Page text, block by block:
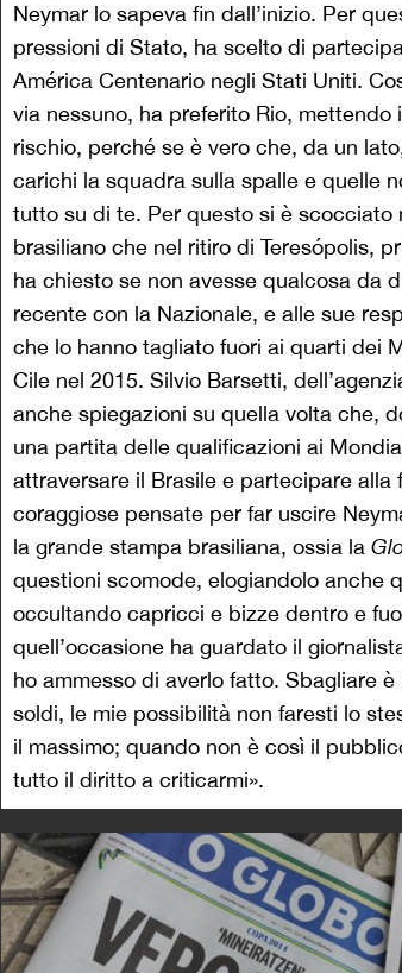
Neymar lo sapeva fin dall’inizio. Per
pressioni di Stato, ha scelto di
América Centenario negli Stati Uniti.
via nessuno, ha preferito Rio,
rischio, perché se è vero che, da un
carichi la squadra sulla spalle e quelle
tutto su di te. Per questo si è scocciato
brasiliano che nel ritiro di Teresópolis,
ha chiesto se non avesse qualcosa da
recente con la Nazionale, e alle sue
che lo hanno tagliato fuori ai quarti dei
Cile nel 2015. Silvio Barsetti,
anche spiegazioni su quella volta che,
una partita delle qualificazioni ai
attraversare il Brasile e partecipare alla
coraggiose pensate per far uscire
la grande stampa brasiliana, ossia la
questioni scomode, elogiandolo anche
occultando capricci e bizze dentro e
quell’occasione ha guardato il
ho ammesso di averlo fatto. Sbagliare
soldi, le mie possibilità non faresti lo
il massimo; quando non è così il
tutto il diritto a criticarmi».